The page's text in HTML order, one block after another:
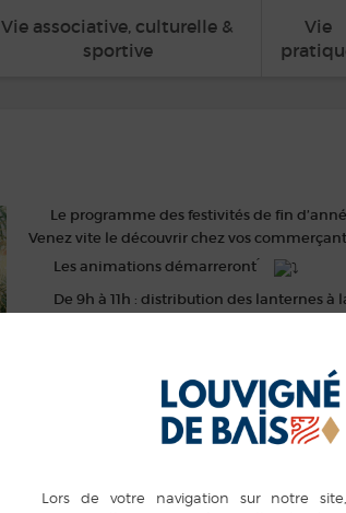
Vie associative, culturelle &
sportive
Vie
Le programme des festivités de fin
Venez vite le découvrir chez vos
Les animations démarreront ́
De 9h à 11h : distribution des lanternes à
Les personnes habitant sur le trajet sont
À partir de 18h : Spectacle lumineux par la
À partir de 18h30 : descente du père Noël
Formule gourmande (sur réservation
Plus d’informations sur le